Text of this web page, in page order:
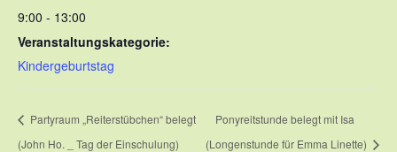
9:00 - 13:00
Veranstaltungskategorie:
Kindergeburtstag
Partyraum „Reiterstübchen“ belegt
(John Ho. _ Tag der Einschulung)
Ponyreitstunde belegt mit Isa
(Longenstunde für Emma Linette)